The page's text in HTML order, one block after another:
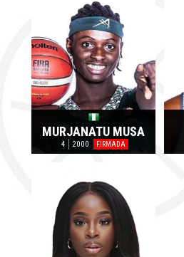
MURJANATU MUSA
4 2000 FIRMADA